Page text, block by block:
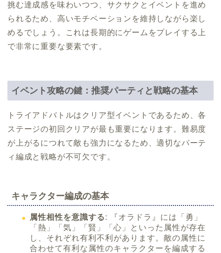
挑む達成感を味わいつつ、サクサクとイベントを進め
られるため、高いモチベーションを維持しながら楽し
めるでしょう。これは長期的にゲームをプレイする上
で非常に重要な要素です。
イベント攻略の鍵：推奨パーティと戦略の基本
トライアドバトルはクリア型イベントであるため、各
ステージの初回クリアが最も重要になります。難易度
が上がるにつれて敵も強力になるため、適切なパーテ
ィ編成と戦略が不可欠です。
キャラクター編成の基本
属性相性を意識する: 『オラドラ』には「勇」
「熱」「気」「賢」「心」といった属性が存在
し、それぞれ有利不利があります。敵の属性に
合わせて有利な属性のキャラクターを編成する